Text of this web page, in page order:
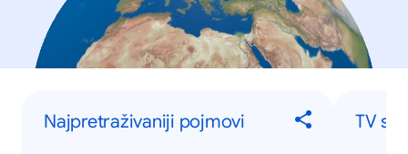
Najpretraživaniji pojmovi
TV